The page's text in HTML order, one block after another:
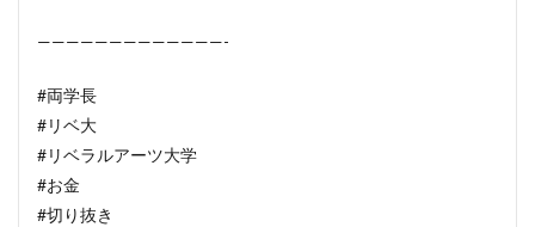
—————————————-
#両学長
#リベ大
#リベラルアーツ大学
#お金
#切り抜き